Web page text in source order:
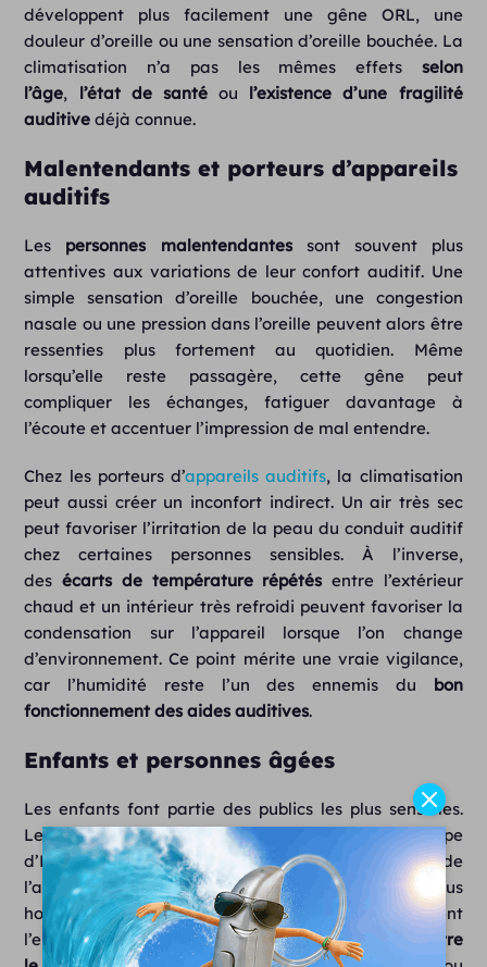
développent plus facilement une gêne ORL, une
douleur d’oreille ou une sensation d’oreille bouchée. La
climatisation n’a pas les mêmes effets selon
l’âge, l’état de santéou l’existence d’une fragilité
auditive déjà connue.
Malentendants et porteurs d’appareils
auditifs
Les personnes malentendantessont souvent plus
attentives aux variations de leur confort auditif. Une
simple sensation d’oreille bouchée, une congestion
nasale ou une pression dans l’oreille peuvent alors être
ressenties plus fortement au quotidien. Même
lorsqu’elle reste passagère, cette gêne peut
compliquer les échanges, fatiguer davantage à
l’écoute et accentuer l’impression de mal entendre.
Chez les porteurs d’appareils auditifs, la climatisation
peut aussi créer un inconfort indirect. Un air très sec
peut favoriser l’irritation de la peau du conduit auditif
chez certaines personnes sensibles. À l’inverse,
desécarts de température répétés entre l’extérieur
chaud et un intérieur très refroidi peuvent favoriser la
condensation sur l’appareil lorsque l’on change
d’environnement. Ce point mérite une vraie vigilance,
car l’humidité reste l’un des ennemis du bon
fonctionnement des aides auditives.
Enfants et personnes âgées
Les enfants font partie des publics les plus sensibles.
Leursphère ORLest plus fragile et leur trompe
d’Eustache fonctionne différemment de celle de
l’adulte. Elle est plus courte, plus étroite et plus
horizontale, ce qui favorise plus facilement
l’encombrement et lacirculation des sécrétions entre